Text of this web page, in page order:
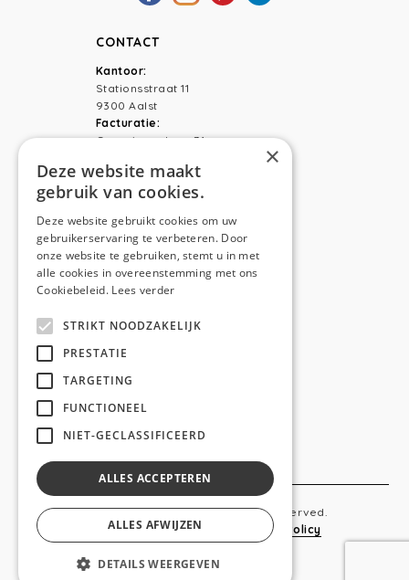
CONTACT
Kantoor:
Stationsstraat 11
9300 Aalst
Facturatie:
Capucienenlaan 31
Telefoon:0473 44 56 94
NAVIGATION
Home
Diensten
Realisaties
Copyright © 2019 Anso. All rights reserved.
Sitemap-Privacy Policy Cookie Policy
webdesigned by
×
Deze website maakt
gebruik van cookies.
Deze website gebruikt cookies om uw
gebruikerservaring te verbeteren. Door
onze website te gebruiken, stemt u in met
alle cookies in overeenstemming met ons
Cookiebeleid. Lees verder
STRIKT NOODZAKELIJK
PRESTATIE
TARGETING
FUNCTIONEEL
NIET-GECLASSIFICEERD
ALLES ACCEPTEREN
ALLES AFWIJZEN
DETAILS WEERGEVEN